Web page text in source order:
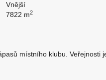
Vnější
7822 m2
místního klubu.